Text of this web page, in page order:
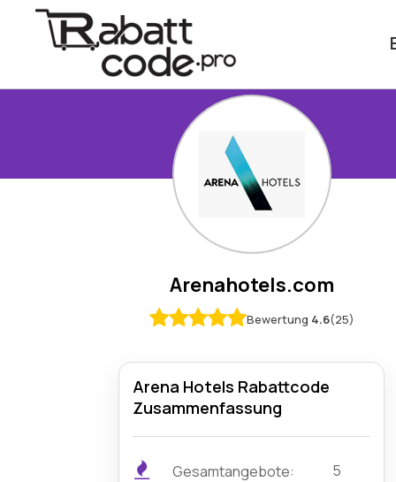
Arenahotels.com
Bewertung 4.6(25)
Arena Hotels Rabattcode
Zusammenfassung
Gesamtangebote:
5